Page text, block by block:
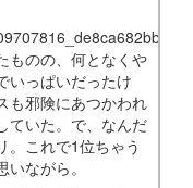
ものの、何となくや
いっぱいだったけ
も邪険にあつかわれ
ていた。で、なんだ
。これで1位ちゃう
ながら。